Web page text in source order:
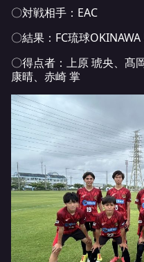
〇対戦相手：EAC
〇結果：FC琉球
〇得点者：上原 琥央、髙
康晴、赤崎 掌